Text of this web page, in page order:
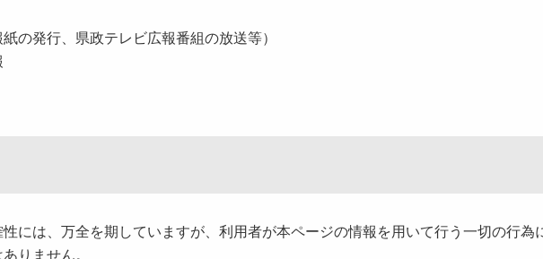
の発行、県政テレビ広報番組の放送等）
には、万全を期していますが、利用者が本ページの情報を用いて行う一切の行為
りません。